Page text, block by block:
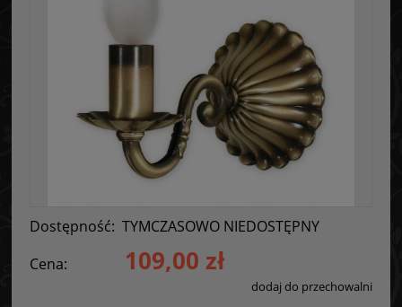
Dostępność: TYMCZASOWO NIEDOSTĘPNY
Cena:
109,00 zł
dodaj do przechowalni